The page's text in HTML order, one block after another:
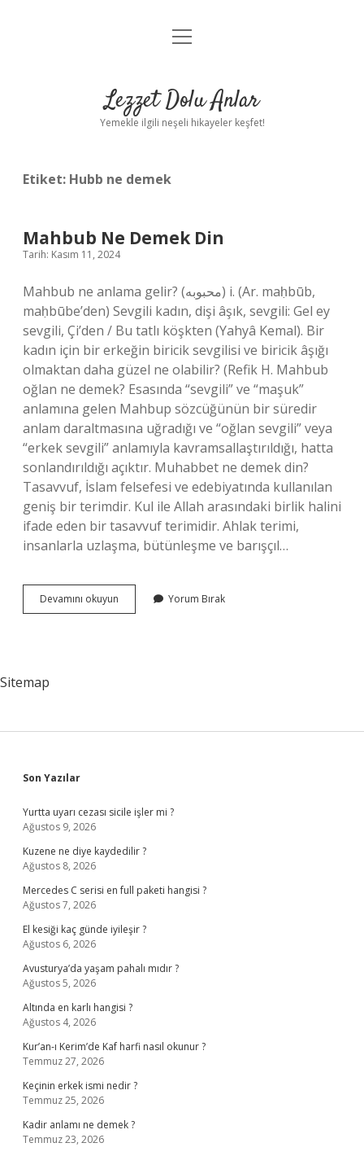
Anasayfa
Yasal Uyarı
menüyü
Lezzet Dolu Anlar
Yemekle ilgili neşeli hikayeler keşfet!
Etiket: Hubb ne demek
Mahbub Ne Demek Din
Tarih: Kasım 11, 2024
Mahbub ne anlama gelir? (ﻣﺤﺒﻮﺑﻪ) i. (Ar. maḥbūb,
maḥbūbe’den) Sevgili kadın, dişi âşık, sevgili: Gel ey
sevgili, Çi’den / Bu tatlı köşkten (Yahyâ Kemal). Bir
kadın için bir erkeğin biricik sevgilisi ve biricik âşığı
olmaktan daha güzel ne olabilir? (Refik H. Mahbub
oğlan ne demek? Esasında “sevgili” ve “maşuk”
anlamına gelen Mahbup sözcüğünün bir süredir
anlam daraltmasına uğradığı ve “oğlan sevgili” veya
“erkek sevgili” anlamıyla kavramsallaştırıldığı, hatta
sonlandırıldığı açıktır. Muhabbet ne demek din?
Tasavvuf, İslam felsefesi ve edebiyatında kullanılan
geniş bir terimdir. Kul ile Allah arasındaki birlik halini
ifade eden bir tasavvuf terimidir. Ahlak terimi,
insanlarla uzlaşma, bütünleşme ve barışçıl…
Devamını okuyun Mahbub
Ne
Yorum Bırak
Sitemap
Sidebar
Son Yazılar
Yurtta uyarı cezası sicile işler mi ?
Ağustos 9, 2026
Kuzene ne diye kaydedilir ?
Ağustos 8, 2026
Mercedes C serisi en full paketi hangisi ?
Ağustos 7, 2026
El kesiği kaç günde iyileşir ?
Ağustos 6, 2026
Avusturya’da yaşam pahalı mıdır ?
Ağustos 5, 2026
Altında en karlı hangisi ?
Ağustos 4, 2026
Kur’an-ı Kerim’de Kaf harfi nasıl okunur ?
Temmuz 27, 2026
Keçinin erkek ismi nedir ?
Temmuz 25, 2026
Kadir anlamı ne demek ?
Temmuz 23, 2026